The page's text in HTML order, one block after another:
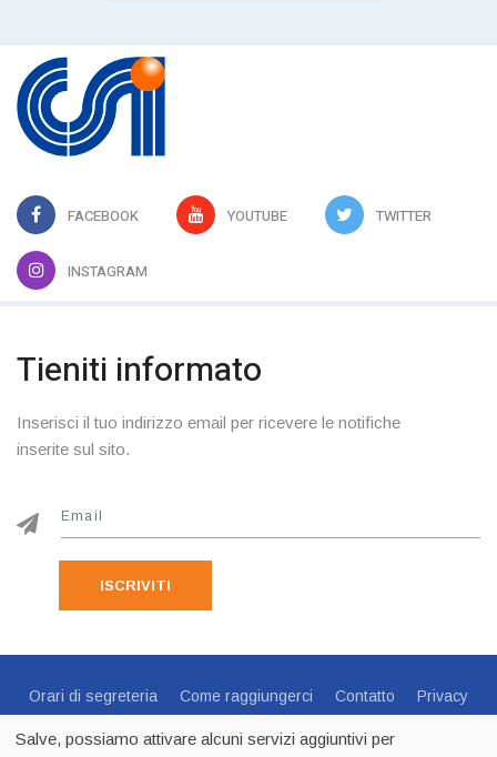
FACEBOOK YOUTUBE TWITTER
INSTAGRAM
Tieniti informato
Inserisci il tuo indirizzo email per ricevere le notifiche
inserite sul sito.
ISCRIVITI
Orari di segreteria Come raggiungerci Contatto
Privacy
Salve, possiamo attivare alcuni servizi aggiuntivi per